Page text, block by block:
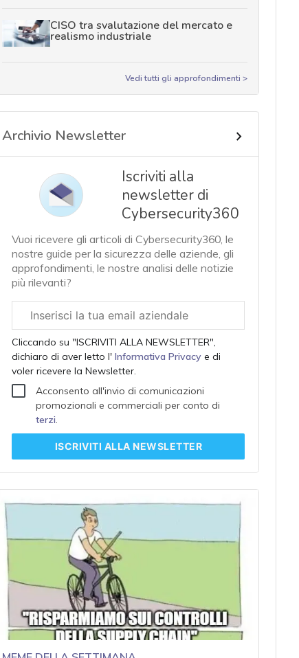
CISO tra svalutazione del mercato e
realismo industriale
Vedi tutti gli approfondimenti >
Archivio Newsletter
Iscriviti alla
newsletter di
Cybersecurity360
Vuoi ricevere gli articoli di Cybersecurity360, le
nostre guide per la sicurezza delle aziende, gli
approfondimenti, le nostre analisi delle notizie
più rilevanti?
aziendale
Cliccando su "ISCRIVITI ALLA NEWSLETTER",
dichiaro di aver letto l' Informativa Privacye di
voler ricevere la Newsletter.
Acconsento all'invio di comunicazioni
promozionali e commerciali per conto di
terzi.
ISCRIVITI ALLA NEWSLETTER